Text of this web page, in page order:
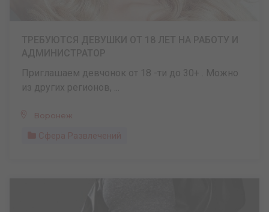
Приглашаем девчонок от 18 -ти до 30+ . Можно
из других регионов, ...
Воронеж
Сфера Развлечений